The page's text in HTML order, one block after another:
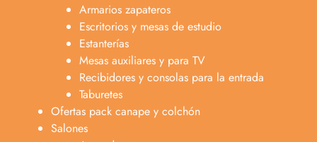
Armarios zapateros
Escritorios y mesas de estudio
Estanterías
Mesas auxiliares y para TV
Recibidores y consolas para la entrada
Taburetes
Ofertas pack canape y colchón
Salones